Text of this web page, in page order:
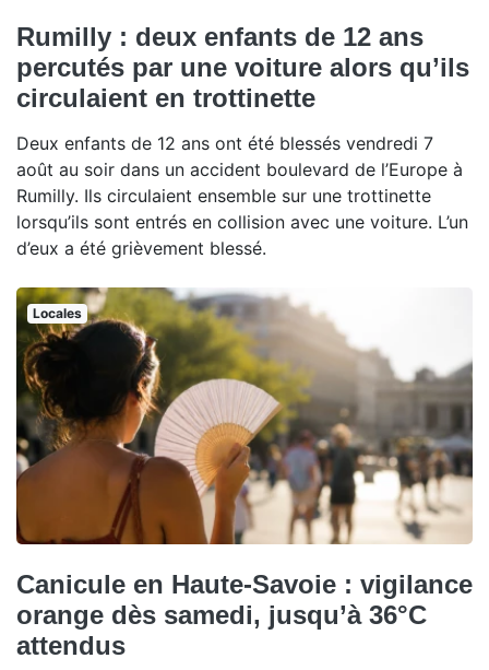
Rumilly : deux enfants de 12 ans
percutés par une voiture alors qu’ils
circulaient en trottinette
Deux enfants de 12 ans ont été blessés vendredi 7
août au soir dans un accident boulevard de l’Europe à
Rumilly. Ils circulaient ensemble sur une trottinette
lorsqu’ils sont entrés en collision avec une voiture. L’un
d’eux a été grièvement blessé.
Locales
Canicule en Haute-Savoie : vigilance
orange dès samedi, jusqu’à 36°C
attendus